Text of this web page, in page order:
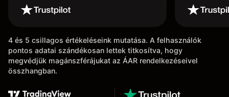
4 és 5 csillagos értékeléseink mutatása. A felhasználók
pontos adatai szándékosan lettek titkosítva, hogy
megvédjük magánszférájukat az ÁAR rendelkezéseivel
összhangban.